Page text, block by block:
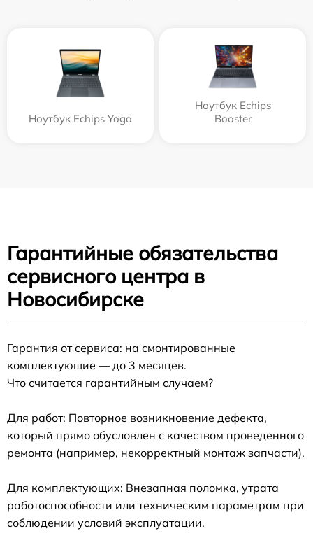
Ноутбук Echips Yoga
Ноутбук Echips
Booster
Гарантийные обязательства
сервисного центра в
Новосибирске
Гарантия от сервиса: на смонтированные
комплектующие — до 3 месяцев.
Что считается гарантийным случаем?
Для работ: Повторное возникновение дефекта,
который прямо обусловлен с качеством проведенного
ремонта (например, некорректный монтаж запчасти).
Для комплектующих: Внезапная поломка, утрата
работоспособности или техническим параметрам при
соблюдении условий эксплуатации.